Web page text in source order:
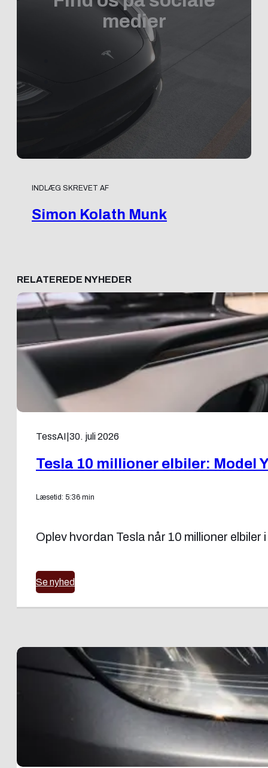
medier
INDLÆG SKREVET AF
Simon Kolath Munk
RELATEREDE NYHEDER
TessAI 30. juli 2026
Tesla 10 millioner elbiler: Model
Læsetid: 5:36 min
Oplev hvordan Tesla når 10 millioner
Se nyhed